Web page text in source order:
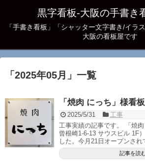
黒字看板‐大阪の手書き
「手書き看板」「シャッター文字書き/イラ
大阪の看板屋です
「 2025年05月 」 一覧
「焼肉 にっち」様看
2025/5/31
工事
工事実績の記事です。 「焼
曾根崎1-6-13 サウスビル 1F
した。今月21日オープンされ
記事を読